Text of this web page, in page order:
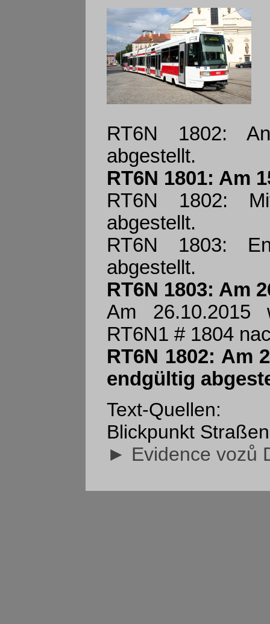
RT6N 1802:
abgestellt.
RT6N 1801: Am
RT6N 1802:
abgestellt.
RT6N 1803:
abgestellt.
RT6N 1803: Am
Am 26.10.2015
RT6N1 # 1804
RT6N 1802: Am
endgültig
Text-Quellen:
Blickpunkt
► Evidence vozů